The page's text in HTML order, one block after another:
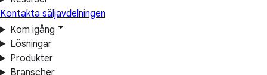
Kontakta säljavdelningen
Kom igång
Lösningar
Produkter
Branscher